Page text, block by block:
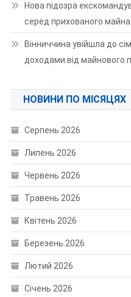
Нова підозра
серед прихованого майна
Вінниччина увійшла до
доходами від майнового
НОВИНИ ПО МІСЯЦЯХ
Серпень 2026
Липень 2026
Червень 2026
Травень 2026
Квітень 2026
Березень 2026
Лютий 2026
Січень 2026